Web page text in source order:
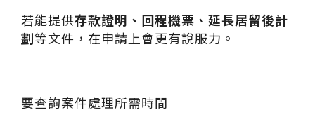
若能提供存款證明、回程機票、延長居留後計
劃等文件，在申請上會更有說服力。
要查詢案件處理所需時間